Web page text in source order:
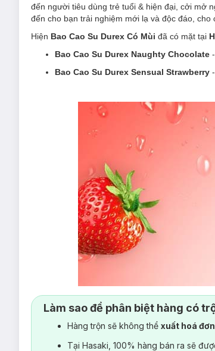
đến người tiêu dùng trẻ tuổi & hiện đại, cởi mở
đến cho bạn trải nghiệm mới lạ và độc đáo, cho
Hiện Bao Cao Su Durex Có Mùi đã có mặt tại
Bao Cao Su Durex Naughty Chocolate
Bao Cao Su Durex Sensual Strawberry
Làm sao để phân biệt hàng có
Hàng trộn sẽ không thể xuất hoá
Tại Hasaki, 100% hàng bán ra sẽ